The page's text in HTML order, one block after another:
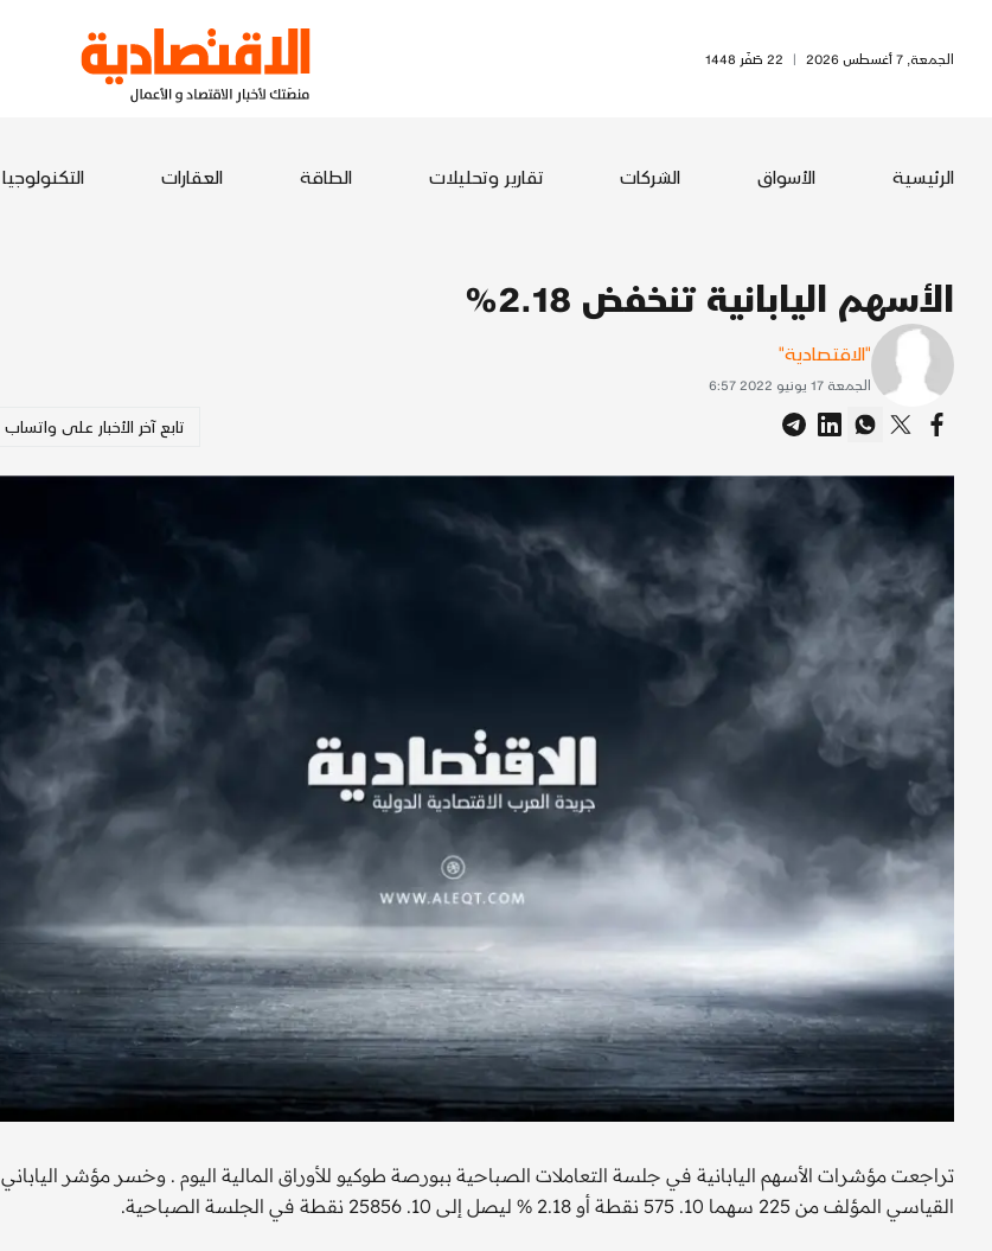
الجمعة, 7 أغسطس 2026 | 22 صَفَر 1448
الرئيسية الأسواق الشركات تقارير وتحليلات الطاقة العقارات التكنولوجيا
الأسهم اليابانية تنخفض 2.18%
"الاقتصادية"
الجمعة 17 يونيو 2022 6:57
تابع آخر الأخبار على واتساب
تراجعت مؤشرات الأسهم اليابانية في جلسة التعاملات الصباحية ببورصة طوكيو للأوراق المالية اليوم . وخسر مؤشر الياباني
القياسي المؤلف من 225 سهما 10. 575 نقطة أو 2.18 % ليصل إلى 10. 25856 نقطة في الجلسة الصباحية.